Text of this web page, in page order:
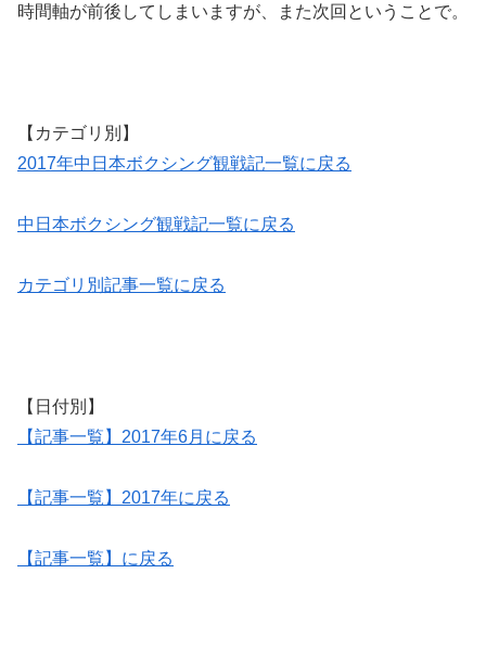
時間軸が前後してしまいますが、また次回ということで。
【カテゴリ別】
2017年中日本ボクシング観戦記一覧に戻る
中日本ボクシング観戦記一覧に戻る
カテゴリ別記事一覧に戻る
【日付別】
【記事一覧】2017年6月に戻る
【記事一覧】2017年に戻る
【記事一覧】に戻る